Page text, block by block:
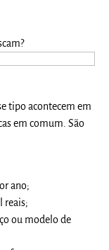
tipo acontecem em
em comum. São
ano;
reais;
ou modelo de